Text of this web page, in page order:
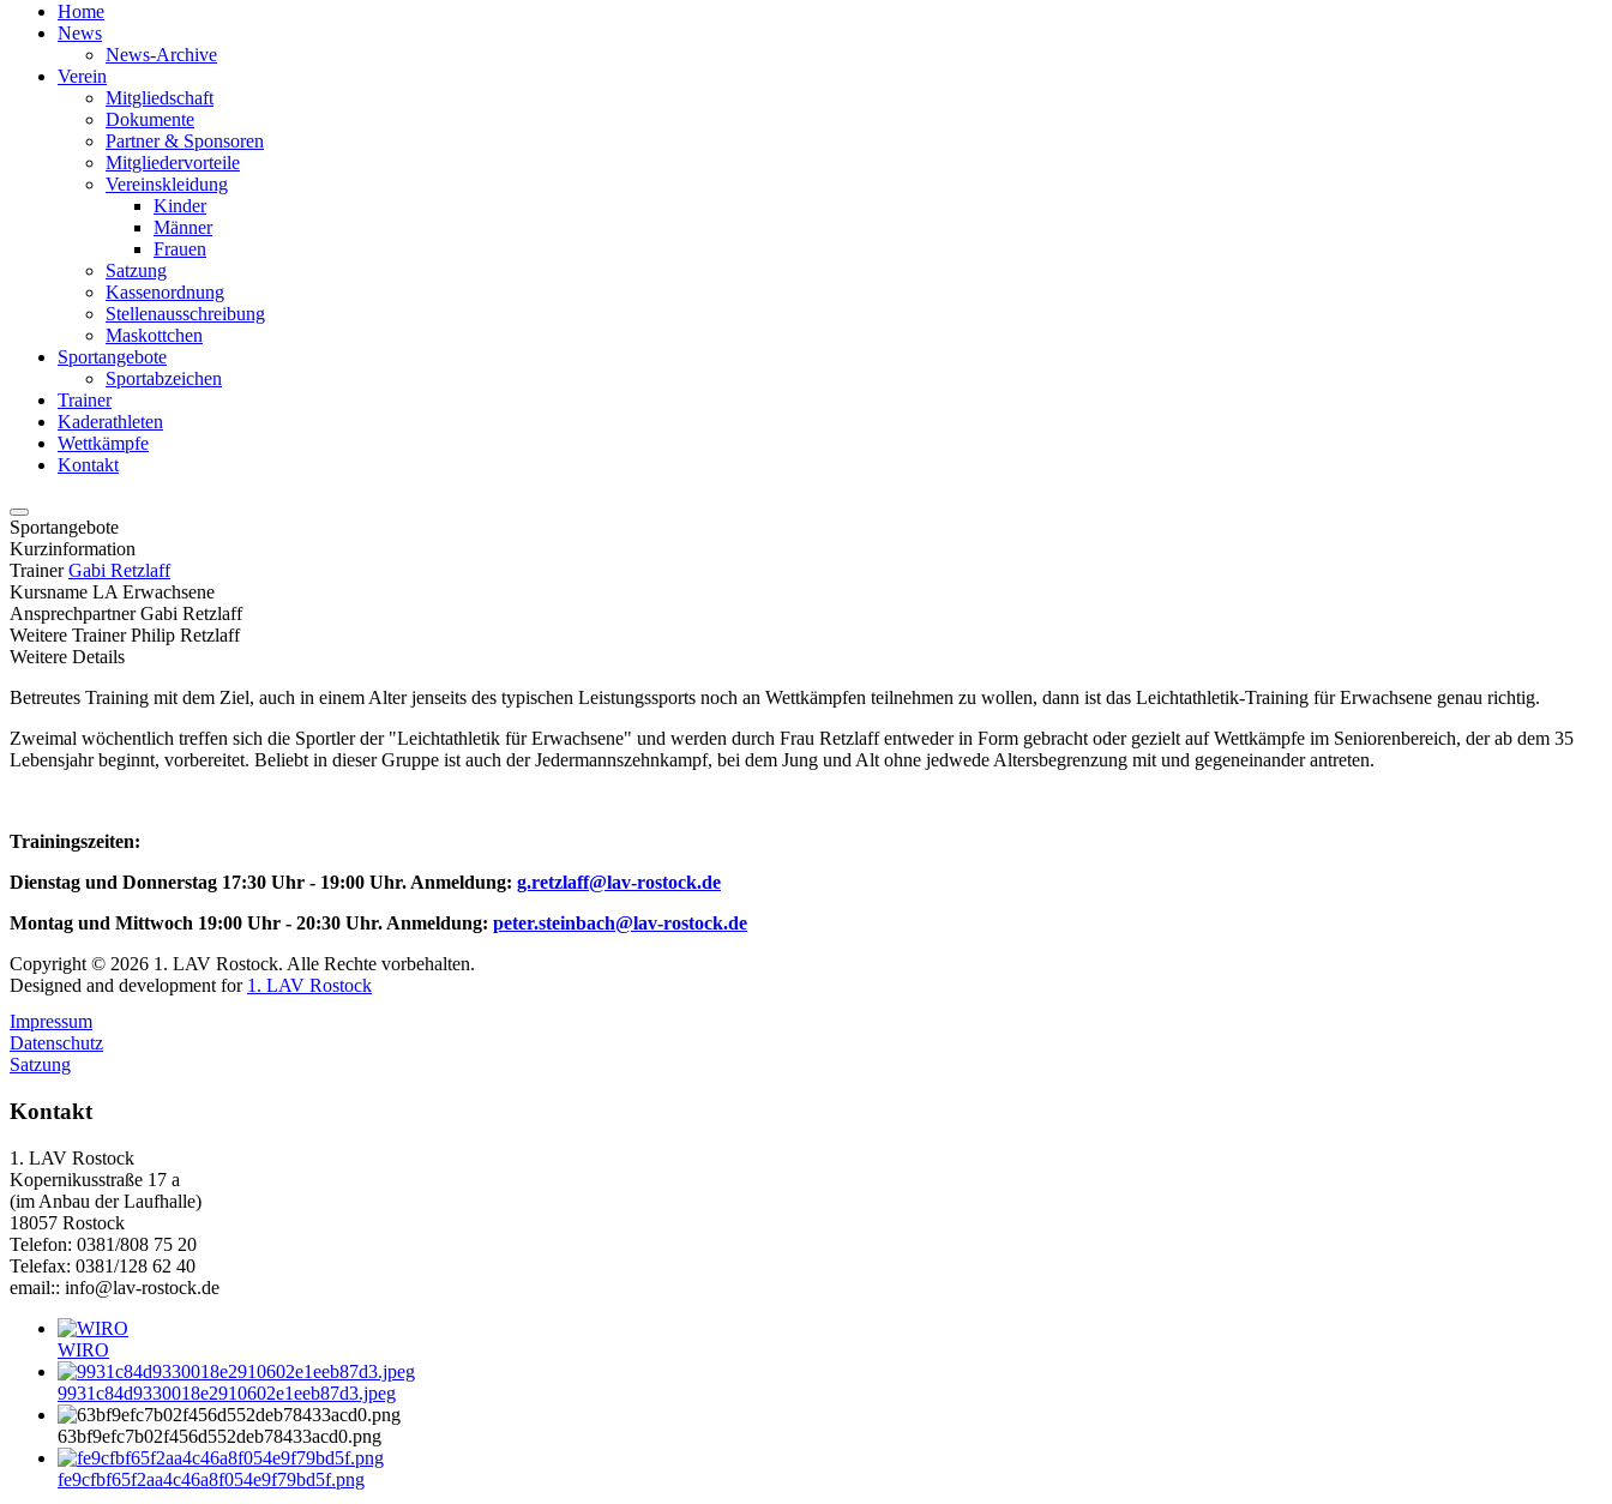
Home
News
News-Archive
Verein
Mitgliedschaft
Dokumente
Partner & Sponsoren
Mitgliedervorteile
Vereinskleidung
Kinder
Männer
Frauen
Satzung
Kassenordnung
Stellenausschreibung
Maskottchen
Sportangebote
Sportabzeichen
Trainer
Kaderathleten
Wettkämpfe
Kontakt
Sportangebote
Kurzinformation
Trainer Gabi Retzlaff
Kursname LA Erwachsene
Ansprechpartner Gabi Retzlaff
Weitere Trainer Philip Retzlaff
Weitere Details
Betreutes Training mit dem Ziel, auch in einem Alter jenseits des typischen Leistungssports noch an Wettkämpfen teilnehmen zu wollen, dann ist das Leichtathletik-Training für Erwachsene genau richtig.
Zweimal wöchentlich treffen sich die Sportler der "Leichtathletik für Erwachsene" und werden durch Frau Retzlaff entweder in Form gebracht oder gezielt auf Wettkämpfe im Seniorenbereich, der ab dem 35
Lebensjahr beginnt, vorbereitet. Beliebt in dieser Gruppe ist auch der Jedermannszehnkampf, bei dem Jung und Alt ohne jedwede Altersbegrenzung mit und gegeneinander antreten.
Trainingszeiten:
Dienstag und Donnerstag 17:30 Uhr - 19:00 Uhr. Anmeldung: g.retzlaff@lav-rostock.de
Montag und Mittwoch 19:00 Uhr - 20:30 Uhr. Anmeldung: peter.steinbach@lav-rostock.de
Copyright © 2026 1. LAV Rostock. Alle Rechte vorbehalten.
Designed and development for 1. LAV Rostock
Impressum
Datenschutz
Satzung
Kontakt
1. LAV Rostock
Kopernikusstraße 17 a
(im Anbau der Laufhalle)
18057 Rostock
Telefon: 0381/808 75 20
Telefax: 0381/128 62 40
email:: info@lav-rostock.de
WIRO
9931c84d9330018e2910602e1eeb87d3.jpeg
63bf9efc7b02f456d552deb78433acd0.png
fe9cfbf65f2aa4c46a8f054e9f79bd5f.png